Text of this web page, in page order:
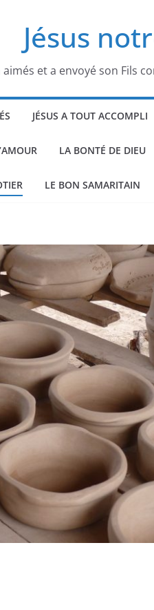
Jésus
aimés et a envoyé son Fils
JÉSUS A TOUT ACCOMPLI
LA BONTÉ DE DIEU
LE BON SAMARITAIN